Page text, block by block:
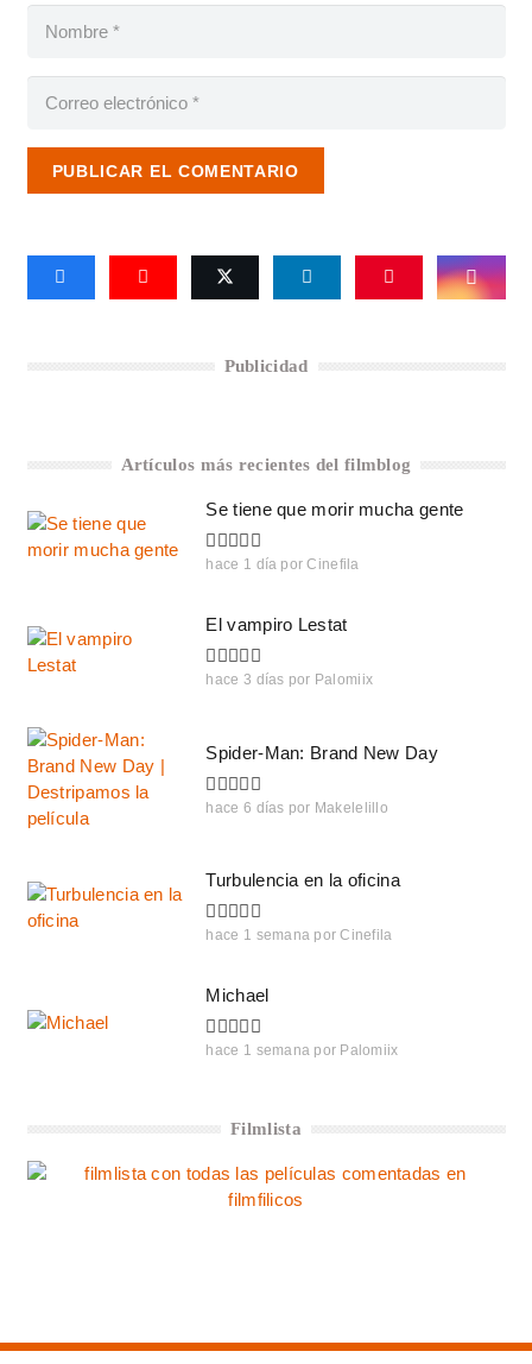
PUBLICAR EL COMENTARIO
Publicidad
Artículos más recientes del filmblog
Se tiene que morir mucha gente
hace 1 día por Cinefila
El vampiro Lestat
hace 3 días por Palomiix
Spider-Man: Brand New Day
hace 6 días por Makelelillo
Turbulencia en la oficina
hace 1 semana por Cinefila
Michael
hace 1 semana por Palomiix
Filmlista